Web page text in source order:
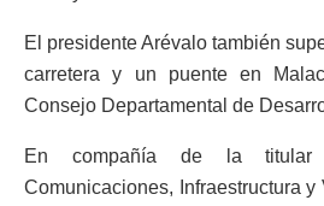
El presidente Arévalo también
carretera y un puente en
Consejo Departamental de
En compañía de la
Comunicaciones, Infraestructura